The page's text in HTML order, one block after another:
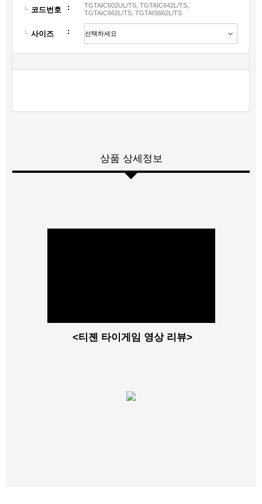
코드번호 :
TGTAIC602UL/TS, TGTAIC642L/TS,
TGTAIC662L/TS, TGTAIS662L/TS
사이즈 :
상품 상세정보
<티젠 타이게임 영상 리뷰>